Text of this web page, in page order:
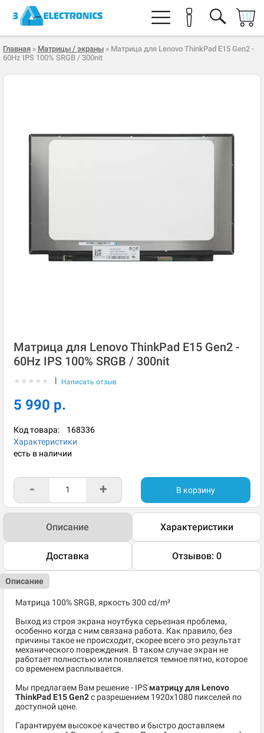
Главная » Матрицы / экраны » Матрица для Lenovo ThinkPad E15 Gen2 -
60Hz IPS 100% SRGB / 300nit
Матрица для Lenovo ThinkPad E15 Gen2 -
60Hz IPS 100% SRGB / 300nit
★ ★ ★ ★ ★ | Написать отзыв
5 990 р.
Код товара: 168336
Характеристики
есть в наличии
- + В корзину
Описание Характеристики
Доставка Отзывов: 0
Описание
Матрица 100% SRGB, яркость 300 cd/m²
Выход из строя экрана ноутбука серьезная проблема,
особенно когда с ним связана работа. Как правило, без
причины такое не происходит, скорее всего это результат
механического повреждения. В таком случае экран не
работает полностью или появляется темное пятно, которое
со временем расплывается.
Мы предлагаем Вам решение - IPS матрицу для Lenovo
ThinkPad E15 Gen2c разрешением 1920x1080 пикселей по
доступной цене.
Гарантируем высокое качество и быстро доставляем